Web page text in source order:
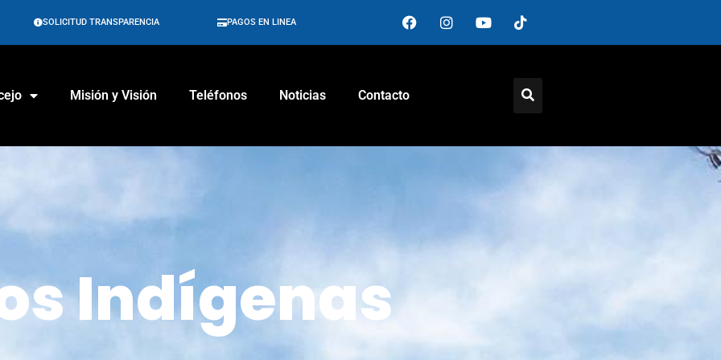
SOLICITUD TRANSPARENCIA PAGOS EN LINEA
Misión y Visión Teléfonos Noticias Contacto
Indígenas